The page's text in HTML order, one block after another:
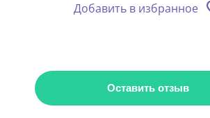
Добавить в избранное
Оставить отзыв